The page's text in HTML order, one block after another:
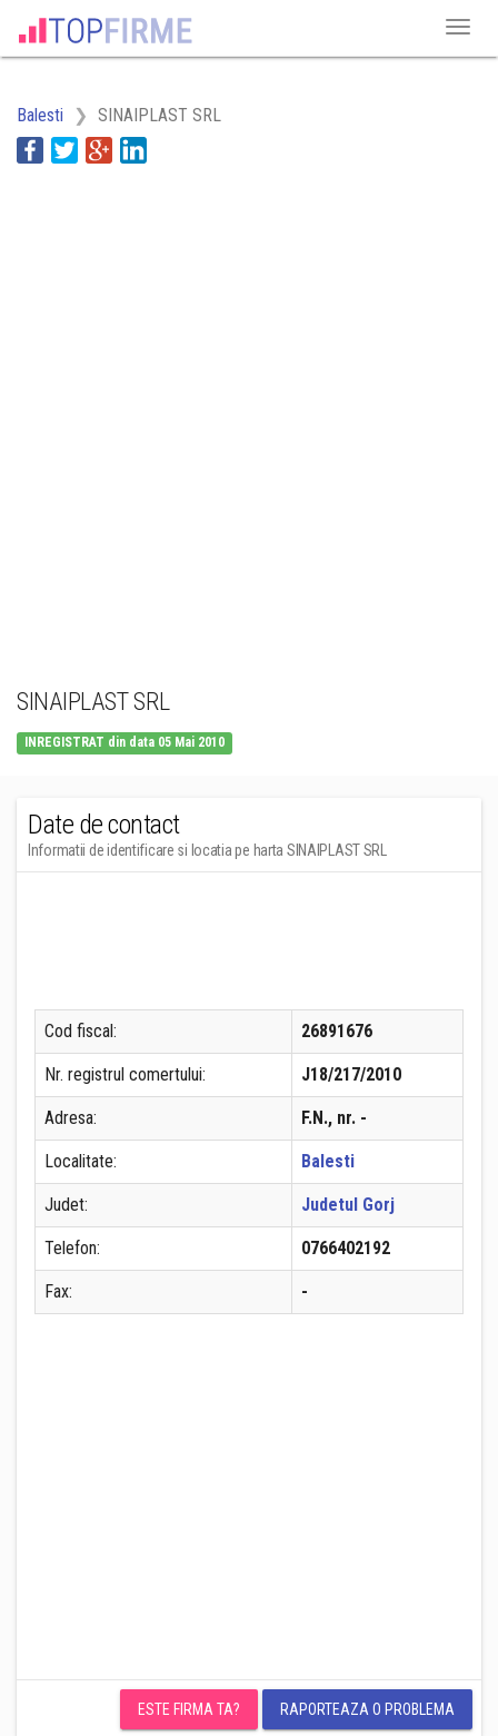
Balesti SINAIPLAST SRL
SINAIPLAST SRL
INREGISTRAT din data 05 Mai 2010
Date de contact
Informatii de identificare si locatia pe harta SINAIPLAST SRL
Cod fiscal: 26891676
Nr. registrul comertului: J18/217/2010
Adresa: F.N., nr. -
Localitate: Balesti
Judet: Judetul Gorj
Telefon: 0766402192
Fax: -
ESTE FIRMA TA? RAPORTEAZA O PROBLEMA